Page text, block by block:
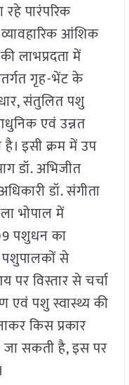
रहे पारंपरिक
आंशिक
लाभप्रदता में
गृह-भेंट के
संतुलित पशु
एवं उन्नत
है। इसी क्रम में उप
डॉ. अभिजीत
डॉ. संगीता
भोपाल में
पशुधन का
पशुपालकों से
विस्तार से चर्चा
एवं पशु स्वास्थ्य की
किस प्रकार
जा सकती है, इस पर